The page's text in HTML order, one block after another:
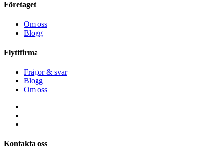
Företaget
Om oss
Blogg
Flyttfirma
Frågor & svar
Blogg
Om oss
Kontakta oss